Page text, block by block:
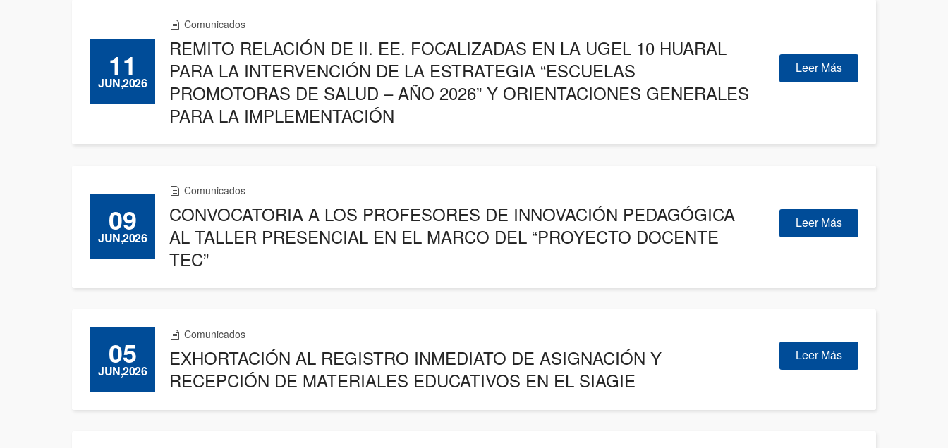
11
JUN,2026
Comunicados
REMITO RELACIÓN DE II. EE. FOCALIZADAS EN LA UGEL 10 HUARAL
PARA LA INTERVENCIÓN DE LA ESTRATEGIA “ESCUELAS
PROMOTORAS DE SALUD – AÑO 2026” Y ORIENTACIONES GENERALES
PARA LA IMPLEMENTACIÓN
Leer Más
09
JUN,2026
Comunicados
CONVOCATORIA A LOS PROFESORES DE INNOVACIÓN PEDAGÓGICA
AL TALLER PRESENCIAL EN EL MARCO DEL “PROYECTO DOCENTE
TEC”
Leer Más
05
JUN,2026
Comunicados
EXHORTACIÓN AL REGISTRO INMEDIATO DE ASIGNACIÓN Y
RECEPCIÓN DE MATERIALES EDUCATIVOS EN EL SIAGIE
Leer Más